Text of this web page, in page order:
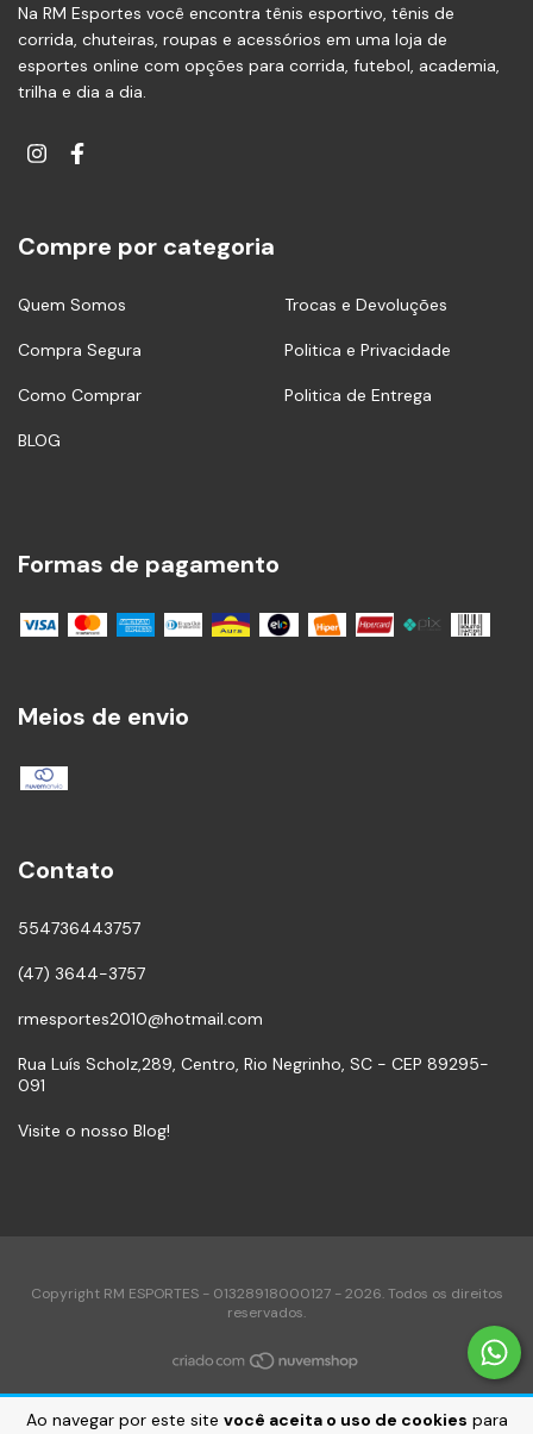
Ao navegar por este site você aceita o uso de cookies para
Na RM Esportes você encontra tênis esportivo, tênis de
corrida, chuteiras, roupas e acessórios em uma loja de
esportes online com opções para corrida, futebol, academia,
trilha e dia a dia.
Compre por categoria
Quem Somos Trocas e Devoluções
Compra Segura Politica e Privacidade
Como Comprar Politica de Entrega
BLOG
Formas de pagamento
Meios de envio
Contato
554736443757
(47) 3644-3757
rmesportes2010@hotmail.com
Rua Luís Scholz,289, Centro, Rio Negrinho, SC - CEP 89295-
091
Visite o nosso Blog!
Copyright RM ESPORTES - 01328918000127 - 2026. Todos os direitos
reservados.